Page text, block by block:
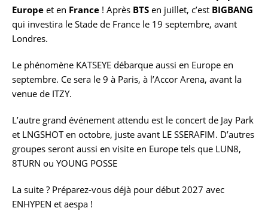
Europe et en France ! Après BTS en juillet, c’est BIGBANG
qui investira le Stade de France le 19 septembre, avant
Londres.
Le phénomène KATSEYE débarque aussi en Europe en
septembre. Ce sera le 9 à Paris, à l’Accor Arena, avant la
venue de ITZY.
L’autre grand événement attendu est le concert de Jay Park
et LNGSHOT en octobre, juste avant LE SSERAFIM. D’autres
groupes seront aussi en visite en Europe tels que LUN8,
8TURN ou YOUNG POSSE
La suite ? Préparez-vous déjà pour début 2027 avec
ENHYPEN et aespa !